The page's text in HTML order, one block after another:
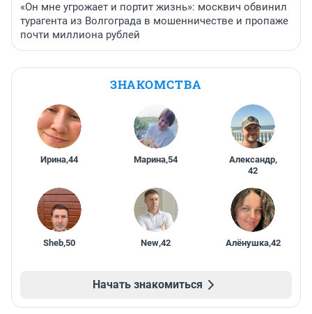
«Он мне угрожает и портит жизнь»: москвич обвинил
турагента из Волгограда в мошенничестве и пропаже
почти миллиона рублей
ЗНАКОМСТВА
Ирина,44 Марина,54 Александр,
42
Sheb,50 New,42 Алёнушка,42
Начать знакомиться